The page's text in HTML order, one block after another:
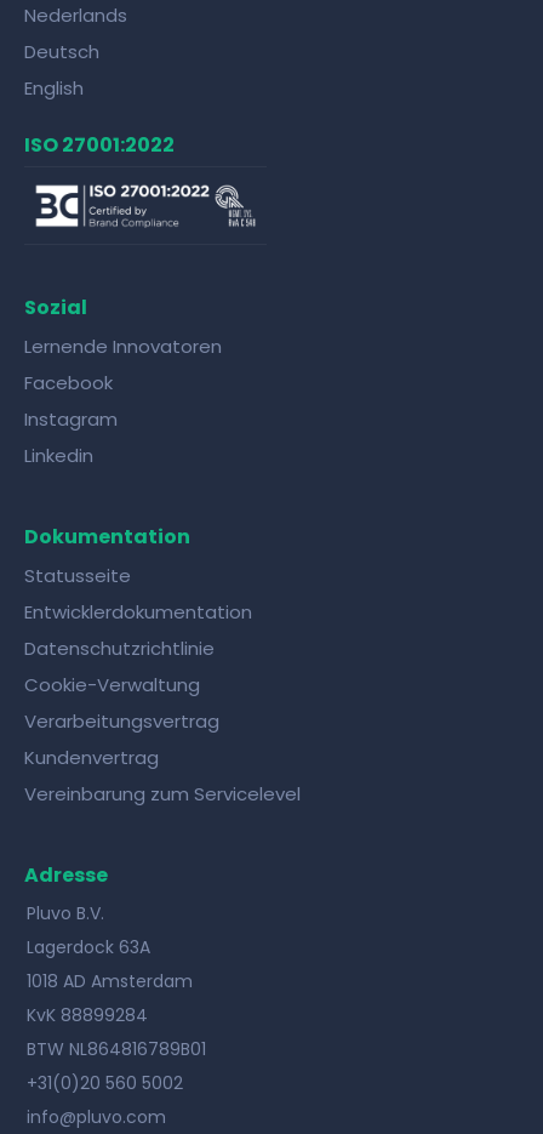
Nederlands
Deutsch
English
ISO 27001:2022
Sozial
Lernende Innovatoren
Facebook
Instagram
Linkedin
Dokumentation
Statusseite
Entwicklerdokumentation
Datenschutzrichtlinie
Cookie-Verwaltung
Verarbeitungsvertrag
Kundenvertrag
Vereinbarung zum Servicelevel
Adresse
Pluvo B.V.
Lagerdock 63A
1018 AD Amsterdam
KvK 88899284
BTW NL864816789B01
+31(0)20 560 5002
info@pluvo.com